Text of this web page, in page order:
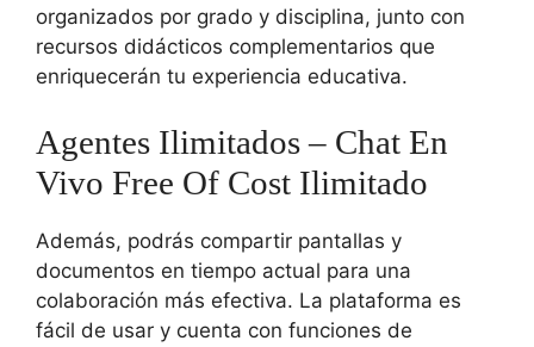
organizados por grado y disciplina, junto con
recursos didácticos complementarios que
enriquecerán tu experiencia educativa.
Agentes Ilimitados – Chat En
Vivo Free Of Cost Ilimitado
Además, podrás compartir pantallas y
documentos en tiempo actual para una
colaboración más efectiva. La plataforma es
fácil de usar y cuenta con funciones de